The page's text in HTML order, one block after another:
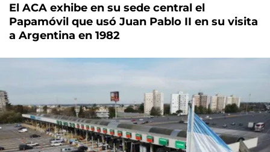
El ACA exhibe en su sede central el
Papamóvil que usó Juan Pablo II en su visita
a Argentina en 1982